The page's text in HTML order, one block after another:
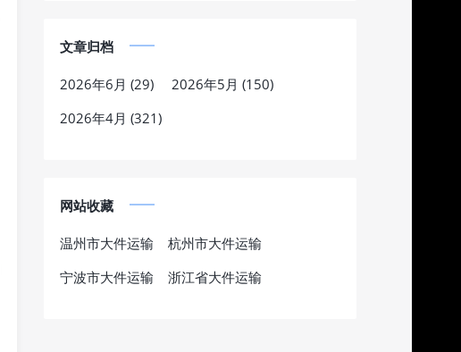
文章归档
2026年6月 (29)
2026年5月 (150)
2026年4月 (321)
网站收藏
温州市大件运输
杭州市大件运输
宁波市大件运输
浙江省大件运输